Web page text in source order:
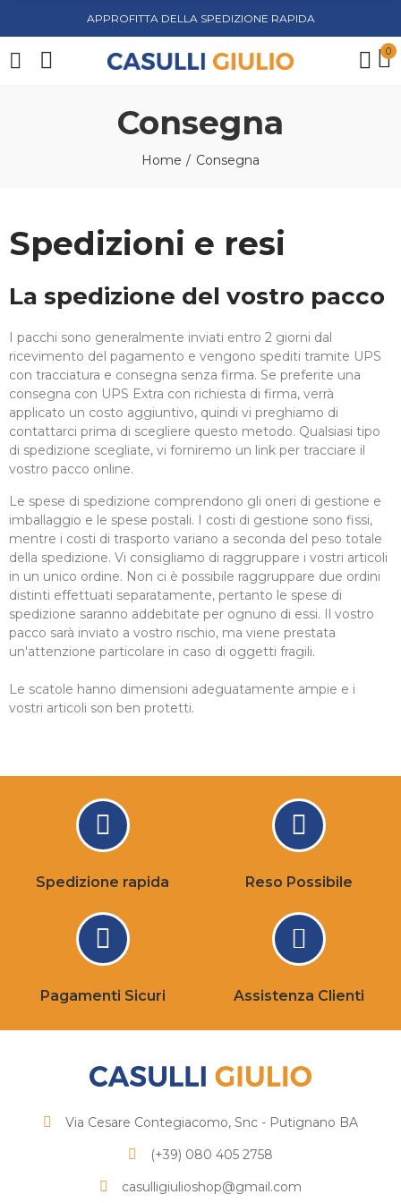
APPROFITTA DELLA SPEDIZIONE RAPIDA
0
Consegna
Home Consegna
Spedizioni e resi
La spedizione del vostro pacco
I pacchi sono generalmente inviati entro 2 giorni dal
ricevimento del pagamento e vengono spediti tramite UPS
con tracciatura e consegna senza firma. Se preferite una
consegna con UPS Extra con richiesta di firma, verrà
applicato un costo aggiuntivo, quindi vi preghiamo di
contattarci prima di scegliere questo metodo. Qualsiasi tipo
di spedizione scegliate, vi forniremo un link per tracciare il
vostro pacco online.
Le spese di spedizione comprendono gli oneri di gestione e
imballaggio e le spese postali. I costi di gestione sono fissi,
mentre i costi di trasporto variano a seconda del peso totale
della spedizione. Vi consigliamo di raggruppare i vostri articoli
in un unico ordine. Non ci è possibile raggruppare due ordini
distinti effettuati separatamente, pertanto le spese di
spedizione saranno addebitate per ognuno di essi. Il vostro
pacco sarà inviato a vostro rischio, ma viene prestata
un'attenzione particolare in caso di oggetti fragili.
Le scatole hanno dimensioni adeguatamente ampie e i
vostri articoli son ben protetti.
Spedizione rapida Reso Possibile
Pagamenti Sicuri Assistenza Clienti
Via Cesare Contegiacomo, Snc - Putignano BA
(+39) 080 405 2758
casulligiulioshop@gmail.com